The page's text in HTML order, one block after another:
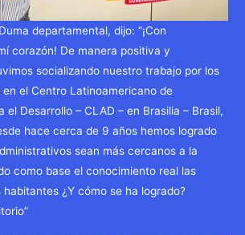
departamental, dijo: “¡Con
corazón! De manera positiva y
socializando nuestro trabajo por los
el Centro Latinoamericano de
el Desarrollo – CLAD – en Brasilia – Brasil,
hace cerca de 9 años hemos logrado
sean más cercanos a la
como base el conocimiento real las
habitantes ¿Y cómo se ha logrado?